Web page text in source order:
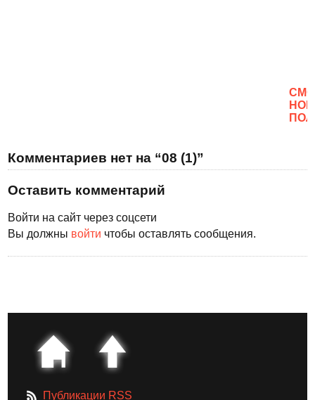
Комментариев нет на “08 (1)”
Оставить комментарий
Войти на сайт через соцсети
Вы должны войти чтобы оставлять сообщения.
Публикации RSS